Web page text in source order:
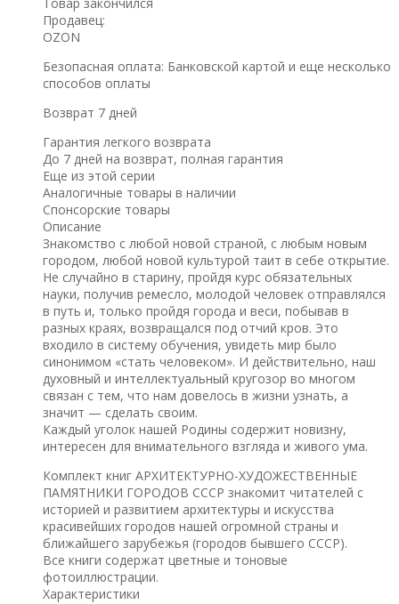
Продавец:
OZON
Безопасная оплата: Банковской картой и ещe несколько
способов оплаты
Возврат 7 дней
Гарантия легкого возврата
До 7 дней на возврат, полная гарантия
Еще из этой серии
Аналогичные товары в наличии
Спонсорские товары
Описание
Знакомство с любой новой страной, с любым новым
городом, любой новой культурой таит в себе открытие.
Не случайно в старину, пройдя курс обязательных
науки, получив ремесло, молодой человек отправлялся
в путь и, только пройдя города и веси, побывав в
разных краях, возвращался под отчий кров. Это
входило в систему обучения, увидеть мир было
синонимом «стать человеком». И действительно, наш
духовный и интеллектуальный кругозор во многом
связан с тем, что нам довелось в жизни узнать, а
значит — сделать своим.
Каждый уголок нашей Родины содержит новизну,
интересен для внимательного взгляда и живого ума.
Комплект книг АРХИТЕКТУРНО-ХУДОЖЕСТВЕННЫЕ
ПАМЯТНИКИ ГОРОДОВ СССР знакомит читателей с
историей и развитием архитектуры и искусства
красивейших городов нашей огромной страны и
ближайшего зарубежья (городов бывшего СССР).
Все книги содержат цветные и тоновые
фотоиллюстрации.
Характеристики